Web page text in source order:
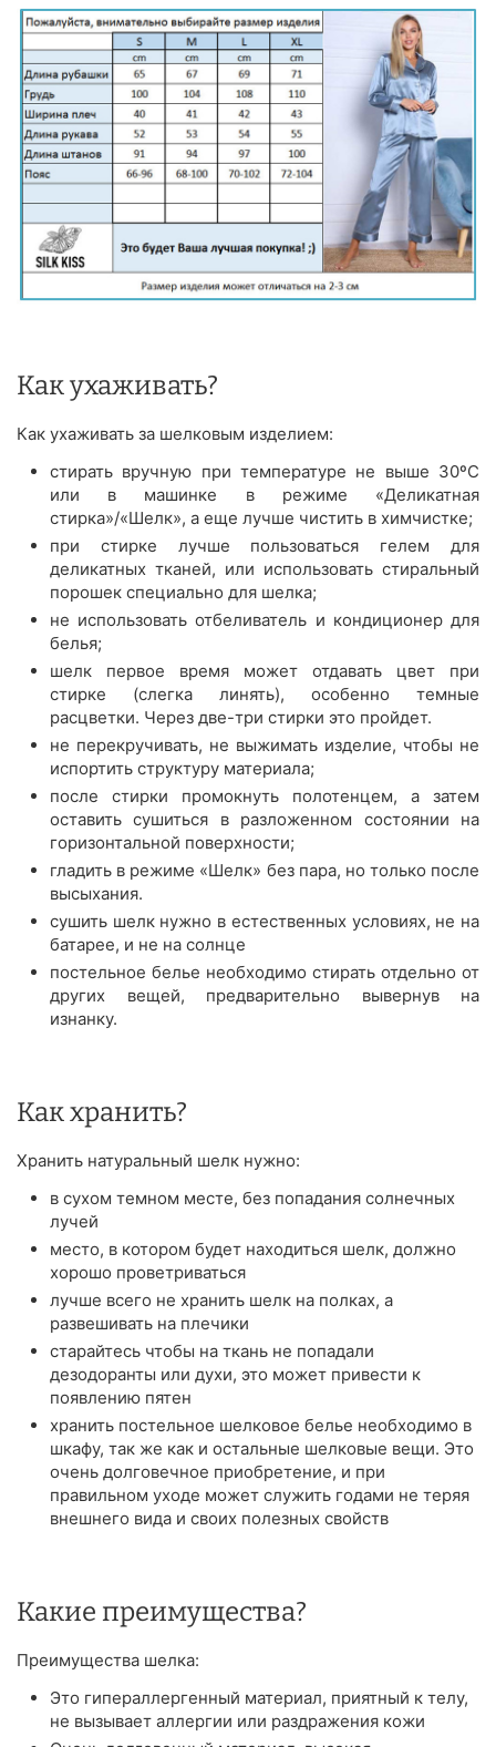
Как ухаживать?
Как ухаживать за шелковым изделием:
стирать вручную при температуре не выше 30ºС
или в машинке в режиме «Деликатная
стирка»/«Шелк», а еще лучше чистить в химчистке;
при стирке лучше пользоваться гелем для
деликатных тканей, или использовать стиральный
порошек специально для шелка;
не использовать отбеливатель и кондиционер для
белья;
шелк первое время может отдавать цвет при
стирке (слегка линять), особенно темные
расцветки. Через две-три стирки это пройдет.
не перекручивать, не выжимать изделие, чтобы не
испортить структуру материала;
после стирки промокнуть полотенцем, а затем
оставить сушиться в разложенном состоянии на
горизонтальной поверхности;
гладить в режиме «Шелк» без пара, но только после
высыхания.
сушить шелк нужно в естественных условиях, не на
батарее, и не на солнце
постельное белье необходимо стирать отдельно от
других вещей, предварительно вывернув на
изнанку.
Как хранить?
Хранить натуральный шелк нужно:
в сухом темном месте, без попадания солнечных
лучей
место, в котором будет находиться шелк, должно
хорошо проветриваться
лучше всего не хранить шелк на полках, а
развешивать на плечики
старайтесь чтобы на ткань не попадали
дезодоранты или духи, это может привести к
появлению пятен
хранить постельное шелковое белье необходимо в
шкафу, так же как и остальные шелковые вещи. Это
очень долговечное приобретение, и при
правильном уходе может служить годами не теряя
внешнего вида и своих полезных свойств
Какие преимущества?
Преимущества шелка:
Это гипераллергенный материал, приятный к телу,
не вызывает аллергии или раздражения кожи